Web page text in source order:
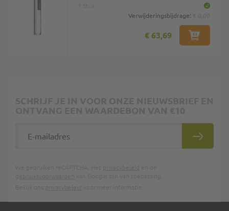
Verwijderingsbijdrage:
€ 63,69